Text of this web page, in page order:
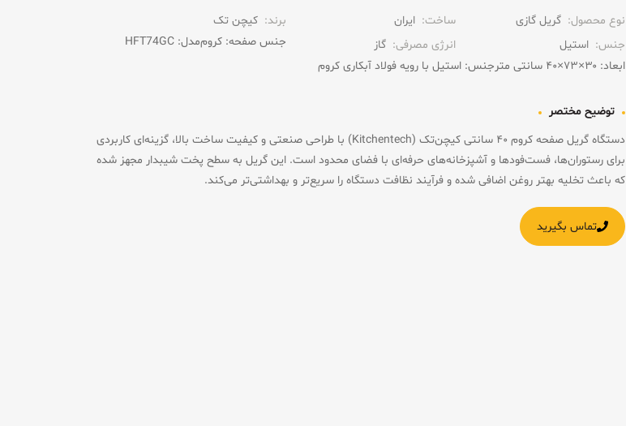
دستگاه گریل صفحه کروم ۴۰ سانتی کیچن‌تک (Kitchentech) با طراحی صنعتی و کیفیت ساخت بالا، گزینه‌ای کاربردی
برای رستوران‌ها، فست‌فودها و آشپزخانه‌های حرفه‌ای با فضای محدود است. این گریل به سطح پخت شیبدار مجهز شده
که باعث تخلیه بهتر روغن اضافی شده و فرآیند نظافت دستگاه را سریع‌تر و بهداشتی‌تر می‌کند.
نوع محصول: گریل گازی ساخت: ایران برند: کیچن تک
جنس: استیل انرژی مصرفی: گاز جنس صفحه: کروممدل: HFT74GC
ابعاد: ۳۰×۷۳×۴۰ سانتی متر
جنس: استیل با رویه فولاد آبکاری کروم
توضیح مختصر
تماس بگیرید